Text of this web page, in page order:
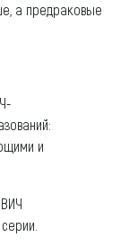
а предраковые
и